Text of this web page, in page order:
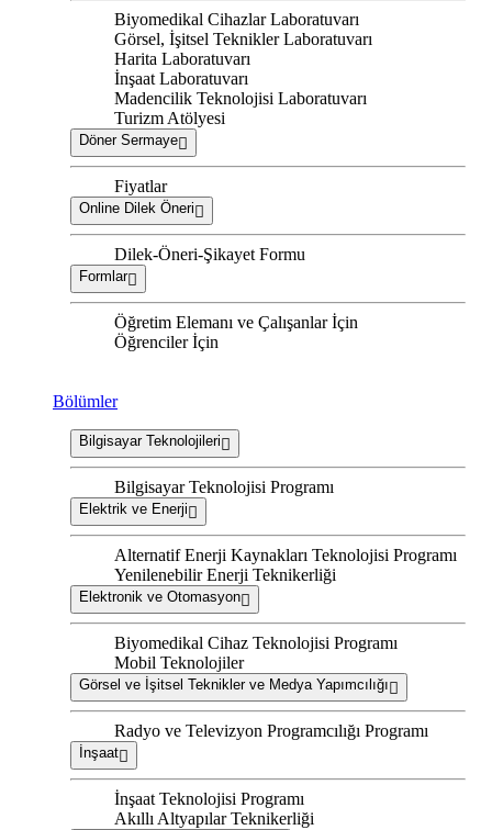
Biyomedikal Cihazlar Laboratuvarı
Görsel, İşitsel Teknikler Laboratuvarı
Harita Laboratuvarı
İnşaat Laboratuvarı
Madencilik Teknolojisi Laboratuvarı
Turizm Atölyesi
Döner Sermaye
Fiyatlar
Online Dilek Öneri
Dilek-Öneri-Şikayet Formu
Formlar
Öğretim Elemanı ve Çalışanlar İçin
Öğrenciler İçin
Bölümler
Bilgisayar Teknolojileri
Bilgisayar Teknolojisi Programı
Elektrik ve Enerji
Alternatif Enerji Kaynakları Teknolojisi Programı
Yenilenebilir Enerji Teknikerliği
Elektronik ve Otomasyon
Biyomedikal Cihaz Teknolojisi Programı
Mobil Teknolojiler
Görsel ve İşitsel Teknikler ve Medya Yapımcılığı
Radyo ve Televizyon Programcılığı Programı
İnşaat
İnşaat Teknolojisi Programı
Akıllı Altyapılar Teknikerliği